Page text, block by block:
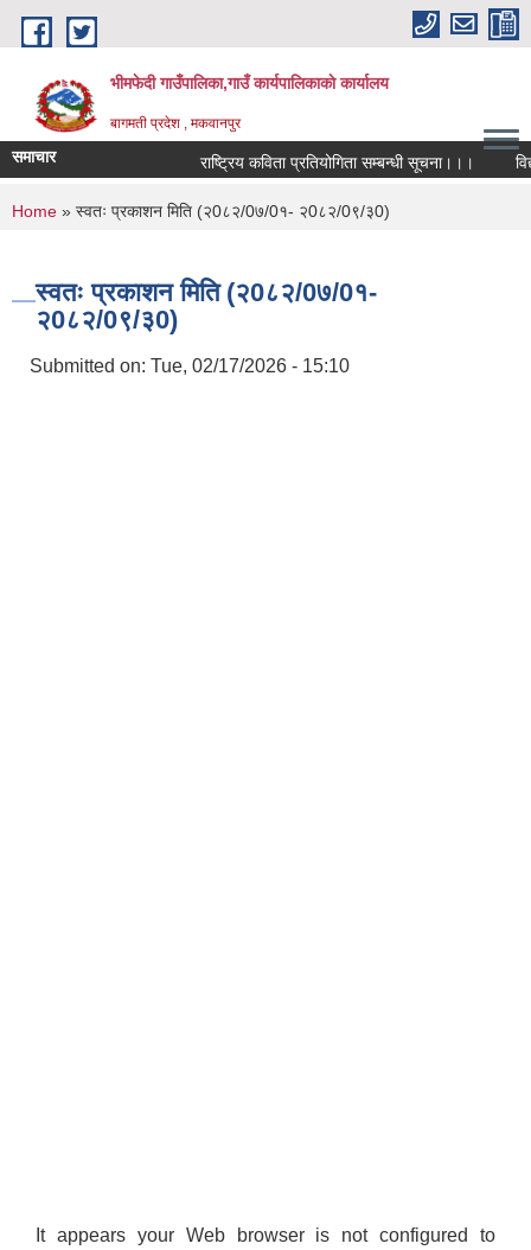
Skip to main content
भीमफेदी गाउँपालिका,गाउँ कार्यपालिकाकाे कार्यालय
बागमती प्रदेश , मकवानपुर
समाचार राष्ट्रिय कविता प्रतियोगिता सम्बन्धी सूचना।।।
You are here
Home » स्वतः प्रकाशन मिति (२0८२/0७/0१- २0८२/0९/३0)
स्वतः प्रकाशन मिति (२0८२/0७/0१-
२0८२/0९/३0)
Submitted on: Tue, 02/17/2026 - 15:10
It appears your Web browser is not configured to